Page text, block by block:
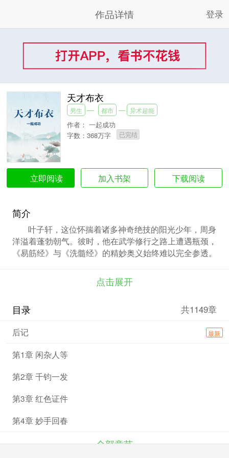
作品详情 登录
天才布衣
男生 都市 异术超能
作者： 一起成功
字数：368万字
已完结
立即阅读 加入书架 下载阅读
简介
叶子轩，这位怀揣着诸多神奇绝技的阳光少年，周身
洋溢着蓬勃朝气。彼时，他在武学修行之路上遭遇瓶颈，
《易筋经》与《洗髓经》的精妙奥义始终难以完全参透。
开启一段充满未知与挑战的历练之旅。谁能料到，他的到
来，如同巨石投入平静湖面，瞬间让尘世掀起惊涛骇浪。
叶子轩凭借着过人的智慧与无畏的勇气，披荆斩棘。一路
为足以只手遮天、左右乾坤的传奇人物。
点击展开
目录 共1149章
后记 最新
第1章 闲杂人等
第2章 千钧一发
第3章 红色证件
第4章 妙手回春
全部章节